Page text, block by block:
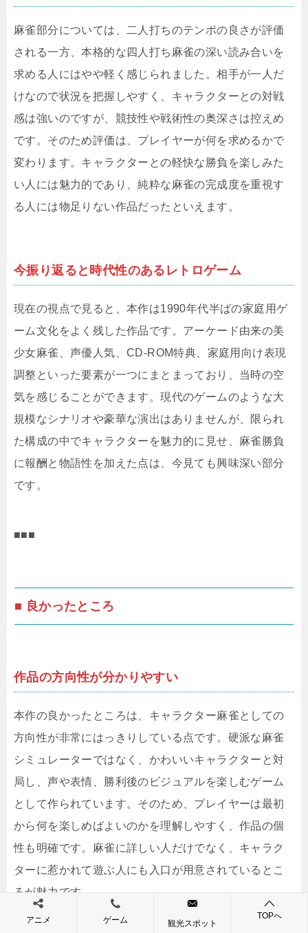
麻雀部分については、二人打ちのテンポの良さが評価
される一方、本格的な四人打ち麻雀の深い読み合いを
求める人にはやや軽く感じられました。相手が一人だ
けなので状況を把握しやすく、キャラクターとの対戦
感は強いのですが、競技性や戦術性の奥深さは控えめ
です。そのため評価は、プレイヤーが何を求めるかで
変わります。キャラクターとの軽快な勝負を楽しみた
い人には魅力的であり、純粋な麻雀の完成度を重視す
る人には物足りない作品だったといえます。
今振り返ると時代性のあるレトロゲーム
現在の視点で見ると、本作は1990年代半ばの家庭用ゲ
ーム文化をよく残した作品です。アーケード由来の美
少女麻雀、声優人気、CD-ROM特典、家庭用向け表現
調整といった要素が一つにまとまっており、当時の空
気を感じることができます。現代のゲームのような大
規模なシナリオや豪華な演出はありませんが、限られ
た構成の中でキャラクターを魅力的に見せ、麻雀勝負
に報酬と物語性を加えた点は、今見ても興味深い部分
です。
■■■
■ 良かったところ
作品の方向性が分かりやすい
本作の良かったところは、キャラクター麻雀としての
方向性が非常にはっきりしている点です。硬派な麻雀
シミュレーターではなく、かわいいキャラクターと対
局し、声や表情、勝利後のビジュアルを楽しむゲーム
として作られています。そのため、プレイヤーは最初
から何を楽しめばよいのかを理解しやすく、作品の個
性も明確です。麻雀に詳しい人だけでなく、キャラク
ターに惹かれて遊ぶ人にも入口が用意されているとこ
ろが魅力です。
アニメ ゲーム 観光スポット
TOPへ